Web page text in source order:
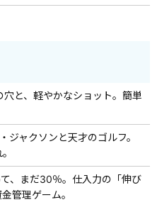
と、軽やかなショット。簡単
ャクソンと天才のゴルフ。
、まだ30％。仕入力の「伸び
管理ゲーム。